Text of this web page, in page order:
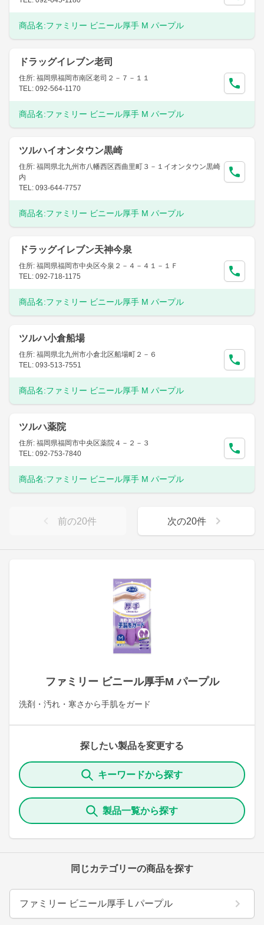
ファミリー ビニール厚手M パープル
洗剤・汚れ・寒さから手肌をガード
探したい製品を変更する
キーワードから探す
製品一覧から探す
同じカテゴリーの商品を探す
ファミリー ビニール厚手 L パープル
商品名:ファミリー ビニール厚手 M パープル
ドラッグイレブン老司
住所: 福岡県福岡市南区老司２－７－１１
TEL: 092-564-1170
商品名:ファミリー ビニール厚手 M パープル
ツルハイオンタウン黒崎
住所: 福岡県北九州市八幡西区西曲里町３－１イオンタウン黒崎
内
TEL: 093-644-7757
商品名:ファミリー ビニール厚手 M パープル
ドラッグイレブン天神今泉
住所: 福岡県福岡市中央区今泉２－４－４１－１Ｆ
TEL: 092-718-1175
商品名:ファミリー ビニール厚手 M パープル
ツルハ小倉船場
住所: 福岡県北九州市小倉北区船場町２－６
TEL: 093-513-7551
商品名:ファミリー ビニール厚手 M パープル
ツルハ薬院
住所: 福岡県福岡市中央区薬院４－２－３
TEL: 092-753-7840
商品名:ファミリー ビニール厚手 M パープル
前の20件 次の20件